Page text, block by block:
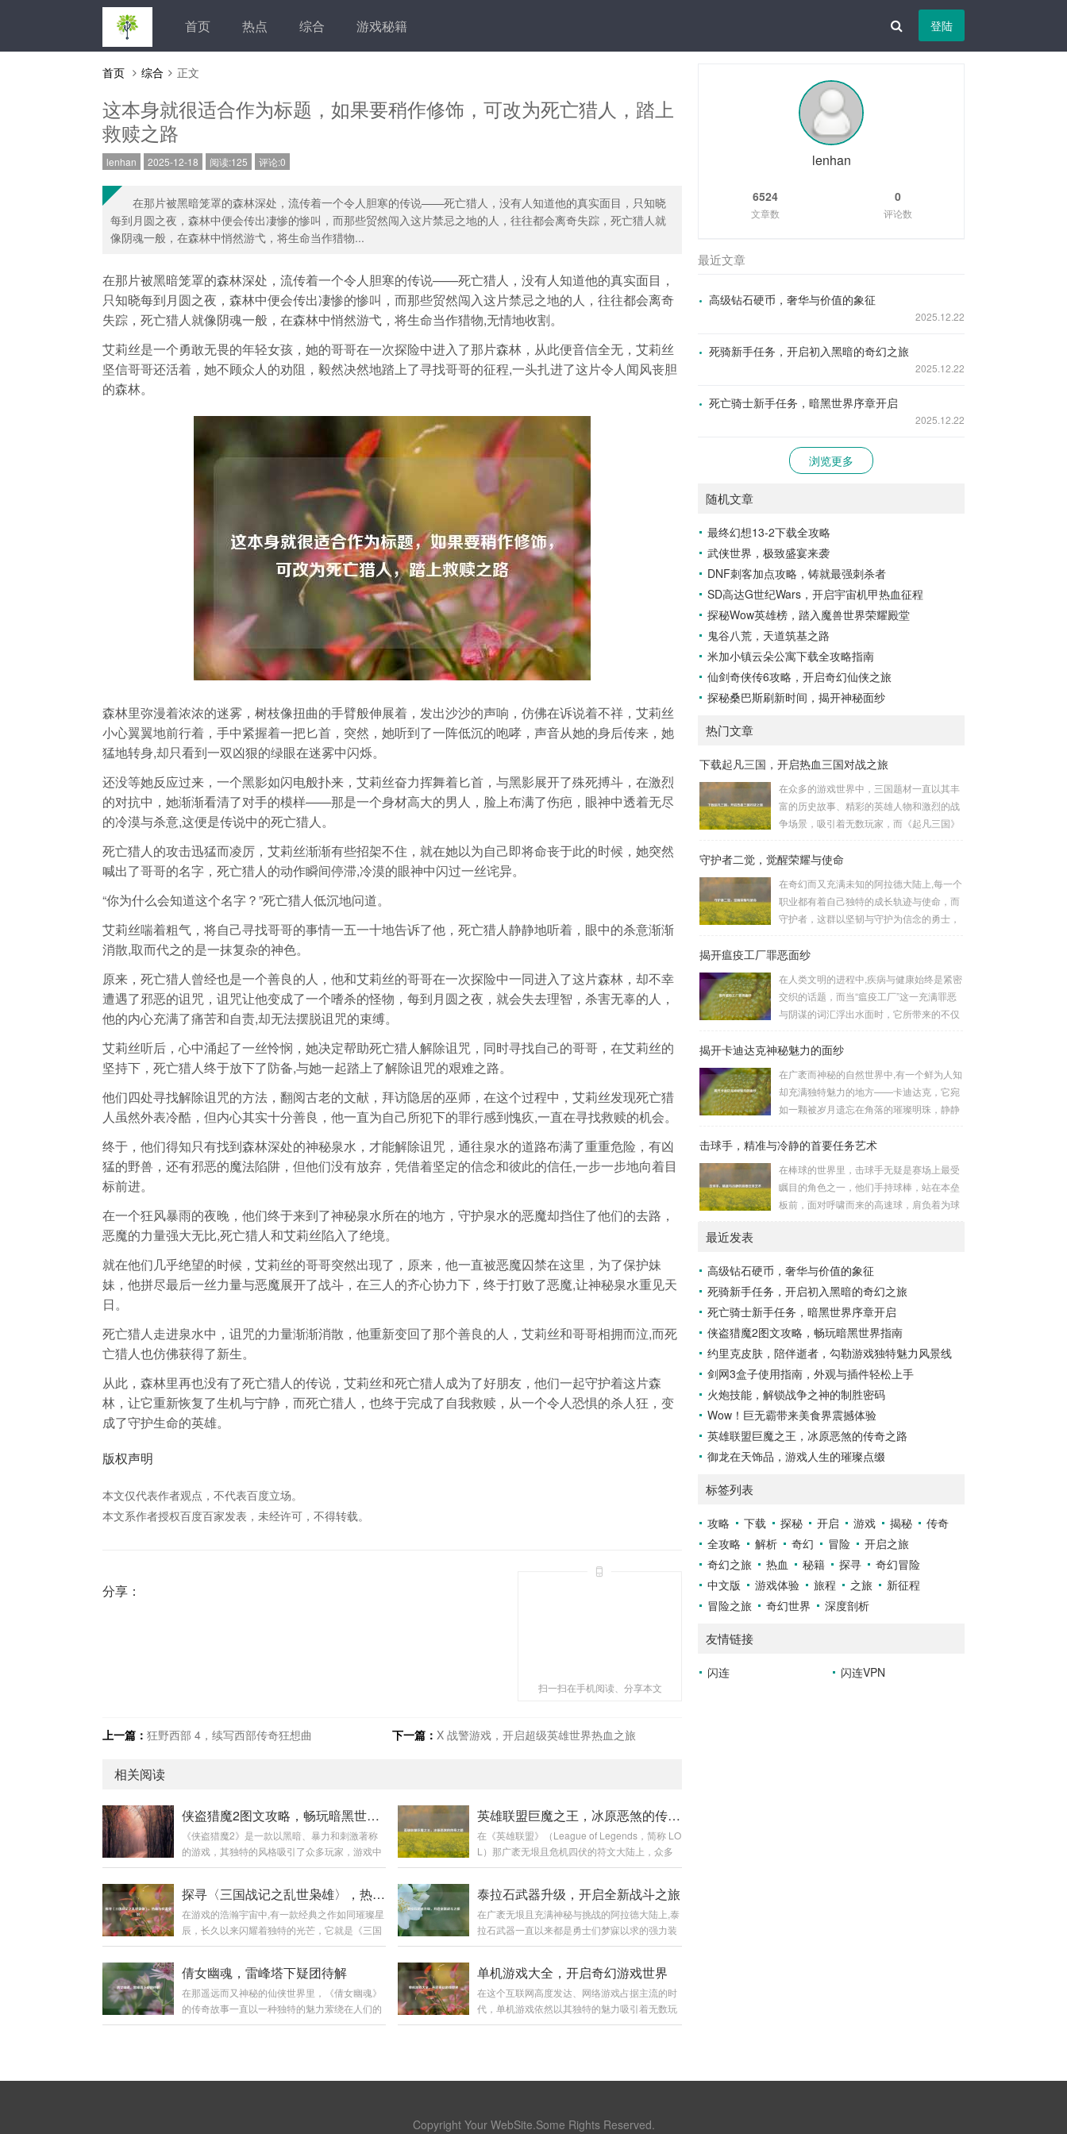
首页 热点 综合 游戏秘籍 登陆
首页 综合 正文
这本身就很适合作为标题，如果要稍作修饰，可改为死亡猎人，踏上
救赎之路
lenhan 2025-12-18 阅读:125 评论:0
在那片被黑暗笼罩的森林深处，流传着一个令人胆寒的传说——死亡猎人，没有人知道他的真实面目，只知晓
每到月圆之夜，森林中便会传出凄惨的惨叫，而那些贸然闯入这片禁忌之地的人，往往都会离奇失踪，死亡猎人就
像阴魂一般，在森林中悄然游弋，将生命当作猎物...
在那片被黑暗笼罩的森林深处，流传着一个令人胆寒的传说——死亡猎人，没有人知道他的真实面目，
只知晓每到月圆之夜，森林中便会传出凄惨的惨叫，而那些贸然闯入这片禁忌之地的人，往往都会离奇
失踪，死亡猎人就像阴魂一般，在森林中悄然游弋，将生命当作猎物,无情地收割。
艾莉丝是一个勇敢无畏的年轻女孩，她的哥哥在一次探险中进入了那片森林，从此便音信全无，艾莉丝
坚信哥哥还活着，她不顾众人的劝阻，毅然决然地踏上了寻找哥哥的征程,一头扎进了这片令人闻风丧胆
的森林。
森林里弥漫着浓浓的迷雾，树枝像扭曲的手臂般伸展着，发出沙沙的声响，仿佛在诉说着不祥，艾莉丝
小心翼翼地前行着，手中紧握着一把匕首，突然，她听到了一阵低沉的咆哮，声音从她的身后传来，她
猛地转身,却只看到一双凶狠的绿眼在迷雾中闪烁。
还没等她反应过来，一个黑影如闪电般扑来，艾莉丝奋力挥舞着匕首，与黑影展开了殊死搏斗，在激烈
的对抗中，她渐渐看清了对手的模样——那是一个身材高大的男人，脸上布满了伤疤，眼神中透着无尽
的冷漠与杀意,这便是传说中的死亡猎人。
死亡猎人的攻击迅猛而凌厉，艾莉丝渐渐有些招架不住，就在她以为自己即将命丧于此的时候，她突然
喊出了哥哥的名字，死亡猎人的动作瞬间停滞,冷漠的眼神中闪过一丝诧异。
“你为什么会知道这个名字？”死亡猎人低沉地问道。
艾莉丝喘着粗气，将自己寻找哥哥的事情一五一十地告诉了他，死亡猎人静静地听着，眼中的杀意渐渐
消散,取而代之的是一抹复杂的神色。
原来，死亡猎人曾经也是一个善良的人，他和艾莉丝的哥哥在一次探险中一同进入了这片森林，却不幸
遭遇了邪恶的诅咒，诅咒让他变成了一个嗜杀的怪物，每到月圆之夜，就会失去理智，杀害无辜的人，
他的内心充满了痛苦和自责,却无法摆脱诅咒的束缚。
艾莉丝听后，心中涌起了一丝怜悯，她决定帮助死亡猎人解除诅咒，同时寻找自己的哥哥，在艾莉丝的
坚持下，死亡猎人终于放下了防备,与她一起踏上了解除诅咒的艰难之路。
他们四处寻找解除诅咒的方法，翻阅古老的文献，拜访隐居的巫师，在这个过程中，艾莉丝发现死亡猎
人虽然外表冷酷，但内心其实十分善良，他一直为自己所犯下的罪行感到愧疚,一直在寻找救赎的机会。
终于，他们得知只有找到森林深处的神秘泉水，才能解除诅咒，通往泉水的道路布满了重重危险，有凶
猛的野兽，还有邪恶的魔法陷阱，但他们没有放弃，凭借着坚定的信念和彼此的信任,一步一步地向着目
标前进。
在一个狂风暴雨的夜晚，他们终于来到了神秘泉水所在的地方，守护泉水的恶魔却挡住了他们的去路，
恶魔的力量强大无比,死亡猎人和艾莉丝陷入了绝境。
就在他们几乎绝望的时候，艾莉丝的哥哥突然出现了，原来，他一直被恶魔囚禁在这里，为了保护妹
妹，他拼尽最后一丝力量与恶魔展开了战斗，在三人的齐心协力下，终于打败了恶魔,让神秘泉水重见天
日。
死亡猎人走进泉水中，诅咒的力量渐渐消散，他重新变回了那个善良的人，艾莉丝和哥哥相拥而泣,而死
亡猎人也仿佛获得了新生。
从此，森林里再也没有了死亡猎人的传说，艾莉丝和死亡猎人成为了好朋友，他们一起守护着这片森
林，让它重新恢复了生机与宁静，而死亡猎人，也终于完成了自我救赎，从一个令人恐惧的杀人狂，变
成了守护生命的英雄。
版权声明
本文仅代表作者观点，不代表百度立场。
本文系作者授权百度百家发表，未经许可，不得转载。
分享：
扫一扫在手机阅读、分享本文
上一篇： 狂野西部 4，续写西部传奇狂想曲 下一篇： X 战警游戏，开启超级英雄世界热血之旅
相关阅读
侠盗猎魔2图文攻略，畅玩暗黑世界指南
《侠盗猎魔2》是一款以黑暗、暴力和刺激著称
的游戏，其独特的风格吸引了众多玩家，游戏中
复杂的任务、多样的场景和富有挑战性的战斗让
的图文攻略，助力玩家顺利通关,深入体验这款游
戏的魅力。 游戏初始准备 在开始游戏前，需要
对游戏的基本操作有一定了解。《侠盗猎魔2》
的操作较为丰富，包括移动、攻击、潜行等多个
A、S、D键来控制主角的前后左右移动，在游戏
中，不同的移动速度会有不同的效果，比如快速
奔...
英雄联盟巨魔之王，冰原恶煞的传奇之路
在《英雄联盟》（League of Legends，简称 LO
L）那广袤无垠且危机四伏的符文大陆上，众多
英雄各展风采，而巨魔之王特朗德尔宛如冰原上
属于自己的独特传奇。 巨魔之王特朗德尔出生于
弗雷尔卓德那片终年被冰雪覆盖的土地，这片严
酷的环境塑造了他坚韧不拔且凶狠残暴的性格，
弗雷尔卓德的冰原上，部落林立，为了争夺有限
朗德尔所在的部落生活艰苦，恶劣的自然条件和
其他部落的威胁让他们的生存岌岌可危...
探寻〈三国战记之乱世枭雄〉，热血与权谋交织
在游戏的浩瀚宇宙中,有一款经典之作如同璀璨星
辰，长久以来闪耀着独特的光芒，它就是《三国
战记之乱世枭雄》，这款游戏以其丰富的玩法、
越回那个群雄逐鹿、战火纷飞的三国乱世。 《三
国战记之乱世枭雄》以东汉末年的三国时期为宏
大背景，这个时期，汉室衰微，天下大乱，各路
诸侯纷纷崛起，形成了一个个强大的军事集团，
泰拉石武器升级，开启全新战斗之旅
在广袤无垠且充满神秘与挑战的阿拉德大陆上,泰
拉石武器一直以来都是勇士们梦寐以求的强力装
备，它不仅承载着一段传奇的历史，更以其独特
中陪伴着勇士们披荆斩棘，而泰拉石武器的升
级，更是为这场冒险之旅增添了全新的色彩和无
限的可能。 泰拉石武器的诞生源于古老的泰拉文
明,传说中，泰拉文明曾经无比辉煌，其锻造技术
倩女幽魂，雷峰塔下疑团待解
在那遥远而又神秘的仙侠世界里，《倩女幽魂》
的传奇故事一直以一种独特的魅力萦绕在人们的
心头，雷峰塔宛如一座巨大的谜团，矗立在烟雨
单机游戏大全，开启奇幻游戏世界
在这个互联网高度发达、网络游戏占据主流的时
代，单机游戏依然以其独特的魅力吸引着无数玩
家，单机游戏大全就像是一座宝库，为玩家们提
以自由地探索天际省的每一寸土地，与各种种族
lenhan
6524
文章数
0
评论数
最近文章
高级钻石硬币，奢华与价值的象征
2025.12.22
死骑新手任务，开启初入黑暗的奇幻之旅
2025.12.22
死亡骑士新手任务，暗黑世界序章开启
2025.12.22
浏览更多
随机文章
最终幻想13-2下载全攻略
武侠世界，极致盛宴来袭
DNF刺客加点攻略，铸就最强刺杀者
SD高达G世纪Wars，开启宇宙机甲热血征程
探秘Wow英雄榜，踏入魔兽世界荣耀殿堂
鬼谷八荒，天道筑基之路
米加小镇云朵公寓下载全攻略指南
仙剑奇侠传6攻略，开启奇幻仙侠之旅
探秘桑巴斯刷新时间，揭开神秘面纱
热门文章
下载起凡三国，开启热血三国对战之旅
在众多的游戏世界中，三国题材一直以其丰
富的历史故事、精彩的英雄人物和激烈的战
争场景，吸引着无数玩家，而《起凡三国》
氛围，成为了许多三国游戏爱好者的心头
三国下载,开启一段热血的三国对战之旅。
《起凡三国》为玩家们构建了一个充满激情
与挑战的三国战场，你可以化身为三国时期
的诸葛亮、忠义双全的关羽等，率领自己的
军队在战场上冲锋陷阵、排兵布阵，游戏中
的每一场战斗都充满了变...
守护者二觉，觉醒荣耀与使命
在奇幻而又充满未知的阿拉德大陆上,每一个
职业都有着自己独特的成长轨迹与使命，而
守护者，这群以坚韧与守护为信念的勇士，
至关重要的二次觉醒，绽放出了更为耀眼的
起，便肩负着守护的重任，他们身躯魁梧，
手持巨盾，宛如一道不可逾越的城墙，为队
友们遮风挡雨，抵御着来自各方的邪恶势
意志，在一次次战斗中积累着经验，不断成
长，无论是在阴森恐怖的地下墓穴，还是在
战火纷飞的前线战场，守...
揭开瘟疫工厂罪恶面纱
在人类文明的进程中,疾病与健康始终是紧密
交织的话题，而当“瘟疫工厂”这一充满罪恶
与阴谋的词汇浮出水面时，它所带来的不仅
知和国际秩序的严重挑战。 “瘟疫工厂”并非
的势力为了实现其不可告人的目的，秘密设
立的进行生物武器研发和试验的地方，这些
所谓的“工厂”，披着科学研究的外衣，实则
看,生物武器的使用曾经给人类带来过惨痛的
教训，在战争时期，某些国家就曾利用细
菌、病毒...
揭开卡迪达克神秘魅力的面纱
在广袤而神秘的自然世界中,有一个鲜为人知
却充满独特魅力的地方——卡迪达克，它宛
如一颗被岁月遗忘在角落的璀璨明珠，静静
索者去揭开它那神秘的面纱。 卡迪达克位于
貌，高耸入云的山脉连绵起伏，像是大自然
用巨手堆砌而成的巍峨屏障，山峰上终年积
雪不化，在阳光的照耀下闪耀着刺眼的银
树木种类繁多，高大的乔木遮天蔽日，阳光
只能透过枝叶的缝隙...
击球手，精准与冷静的首要任务艺术
在棒球的世界里，击球手无疑是赛场上最受
瞩目的角色之一，他们手持球棒，站在本垒
板前，面对呼啸而来的高速球，肩负着为球
心技能，棒球比赛中，投手投出的球速度、
轨迹各不相同，有快速直球、变化莫测的曲
线球，还有刁钻的滑球，击球手需要在极短
的时间内，准确判断球的速度、方向和落
击球手具备出色的视力和反应能力,更需要大
量的训练来培养对球...
最近发表
高级钻石硬币，奢华与价值的象征
死骑新手任务，开启初入黑暗的奇幻之旅
死亡骑士新手任务，暗黑世界序章开启
侠盗猎魔2图文攻略，畅玩暗黑世界指南
约里克皮肤，陪伴逝者，勾勒游戏独特魅力风景线
剑网3盒子使用指南，外观与插件轻松上手
火炮技能，解锁战争之神的制胜密码
Wow！巨无霸带来美食界震撼体验
英雄联盟巨魔之王，冰原恶煞的传奇之路
御龙在天饰品，游戏人生的璀璨点缀
标签列表
攻略 下载 探秘 开启 游戏 揭秘
传奇
全攻略
解析 奇幻 冒险
开启之旅
奇幻之旅
热血 秘籍 探寻
奇幻冒险
中文版
游戏体验 旅程 之旅
新征程
冒险之旅
奇幻世界 深度剖析
友情链接
闪连 闪连VPN
Copyright Your WebSite.Some Rights Reserved.